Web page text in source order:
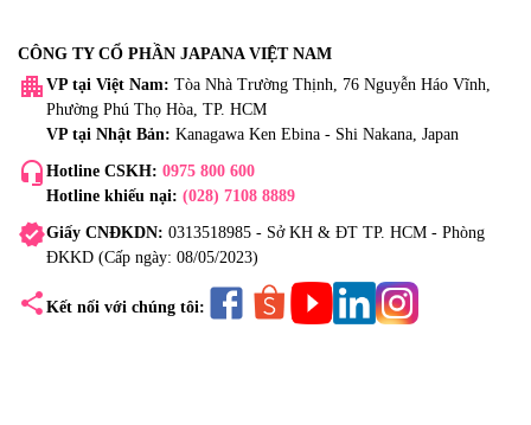
CÔNG TY CỔ PHẦN JAPANA VIỆT NAM
apartment VP tại Việt Nam: Tòa Nhà Trường Thịnh, 76 Nguyễn Háo Vĩnh,
Phường Phú Thọ Hòa, TP. HCM
VP tại Nhật Bản: Kanagawa Ken Ebina - Shi Nakana, Japan
headset_mic Hotline CSKH: 0975 800 600
Hotline khiếu nại: (028) 7108 8889
verifiedGiấy CNĐKDN: 0313518985 - Sở KH & ĐT TP. HCM - Phòng
ĐKKD (Cấp ngày: 08/05/2023)
share Kết nối với chúng tôi: